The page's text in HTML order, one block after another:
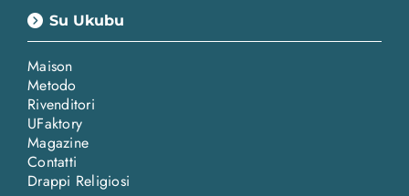
Su Ukubu
Maison
Metodo
Rivenditori
UFaktory
Magazine
Contatti
Drappi Religiosi